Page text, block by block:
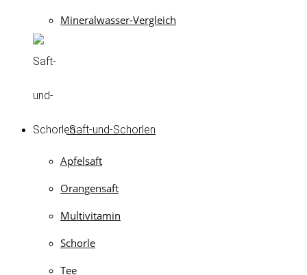
Mineralwasser-Vergleich
Saft-und-Schorlen
Apfelsaft
Orangensaft
Multivitamin
Schorle
Tee